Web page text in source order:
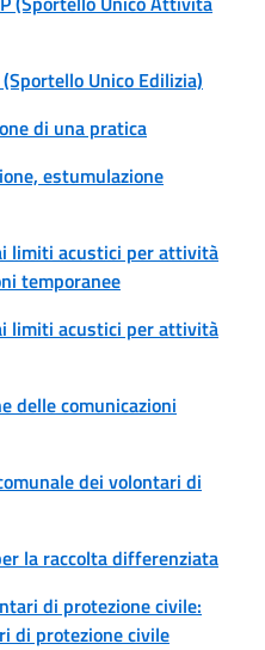
Unico Edilizia)
di una pratica
estumulazione
limiti acustici per attività
temporanee
limiti acustici per attività
delle comunicazioni
dei volontari di
la raccolta differenziata
di protezione civile:
di protezione civile